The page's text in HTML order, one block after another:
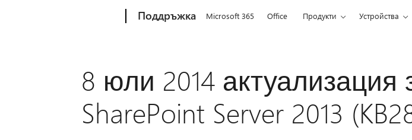
Поддръжка Microsoft 365 Office Продукти Устройства
8 юли 2014 актуализация
SharePoint Server 2013